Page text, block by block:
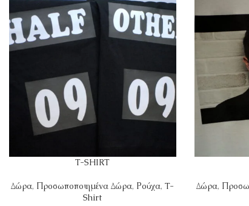
T-SHIRT
Δώρα, Προσωποποιημένα Δώρα, Ρούχα,T-
Shirt
Δώρα,